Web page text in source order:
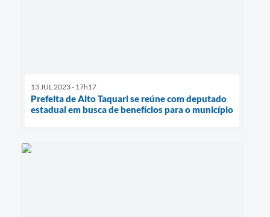
13 JUL 2023 - 17h17
Prefeita de Alto Taquari se reúne com deputado
estadual em busca de benefícios para o município